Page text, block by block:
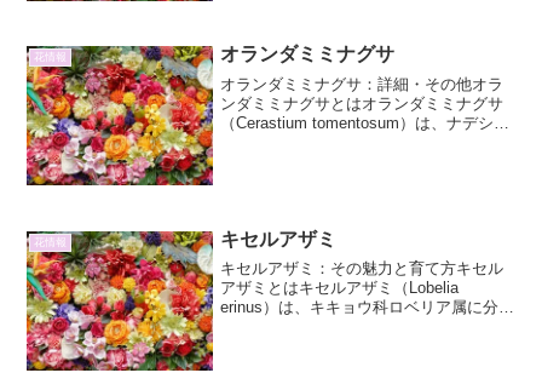
花情報 オランダミミナグサ
オランダミミナグサ：詳細・その他オラ
ンダミミナグサとはオランダミミナグサ
（Cerastium tomentosum）は、ナデシコ
花情報 キセルアザミ
キセルアザミ：その魅力と育て方キセル
アザミとはキセルアザミ（Lobelia
erinus）は、キキョウ科ロベリア属に分類